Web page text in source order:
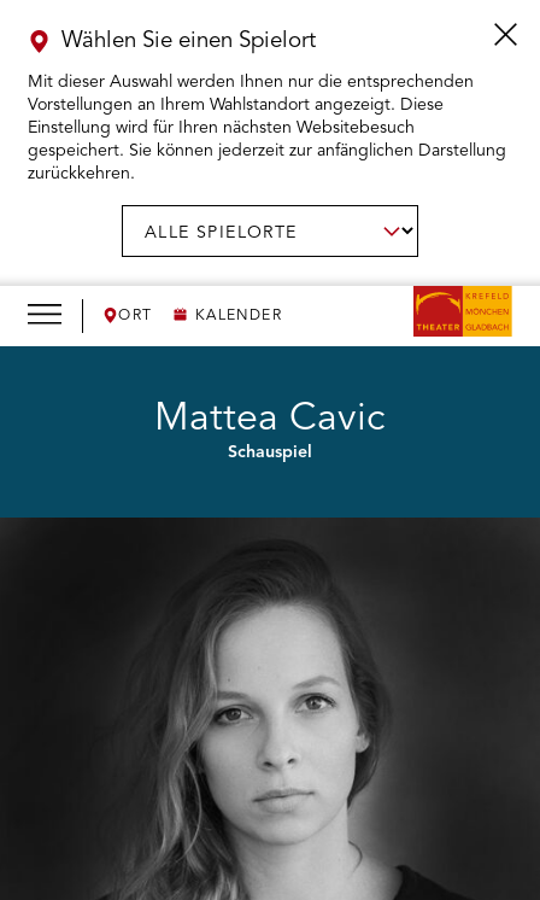
ORT KALENDER
Wählen Sie einen Spielort
Mit dieser Auswahl werden Ihnen nur die entsprechenden
Vorstellungen an Ihrem Wahlstandort angezeigt. Diese
Einstellung wird für Ihren nächsten Websitebesuch
gespeichert. Sie können jederzeit zur anfänglichen Darstellung
zurückkehren.
KARTENKAUF ÖFFNEN
WIR ÖFFNEN
DAS THEATER ÖFFNEN
Mattea Cavic
Schauspiel